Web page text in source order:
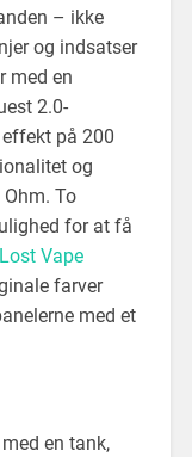
– ikke
og indsatser
med en
2.0-
på 200
og
To
for at få
Lost Vape
farver
med et
en tank,